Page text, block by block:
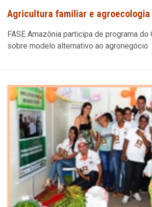
Agricultura familiar e agroecologia
FASE Amazônia participa de programa do
sobre modelo alternativo ao agronegócio